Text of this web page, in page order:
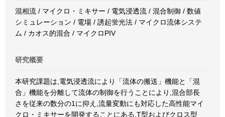
混相流 / マイクロ・ミキサー / 電気浸透流 / 混合制御 / 数値
シミュレーション / 電場 / 誘起蛍光法 / マイクロ流体システ
ム / カオス的混合 / マイクロPIV
研究概要
本研究課題は,電気浸透流により「流体の搬送」機能と「混
合」機能を分離して流体の制御を行うことにより,混合部長
さを従来の数分の1に抑え,流量変動にも対応した高性能マイ
クロ・ミキサーを開発することにある.T型およびクロス型